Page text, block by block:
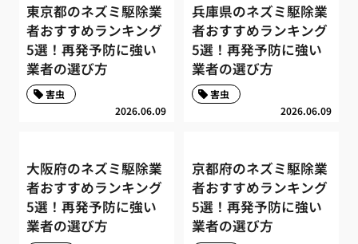
東京都のネズミ駆除業
者おすすめランキング
5選！再発予防に強い
業者の選び方
2026.06.09
害虫
兵庫県のネズミ駆除業
者おすすめランキング
5選！再発予防に強い
業者の選び方
2026.06.09
害虫
大阪府のネズミ駆除業
者おすすめランキング
5選！再発予防に強い
業者の選び方
京都府のネズミ駆除業
者おすすめランキング
5選！再発予防に強い
業者の選び方